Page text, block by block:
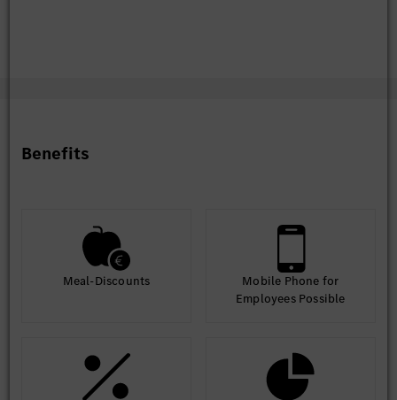
Benefits
Meal-Discounts
Mobile Phone for
Employees Possible